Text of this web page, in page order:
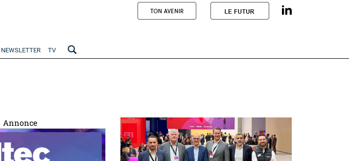
NEWSLETTER TV
Annonce